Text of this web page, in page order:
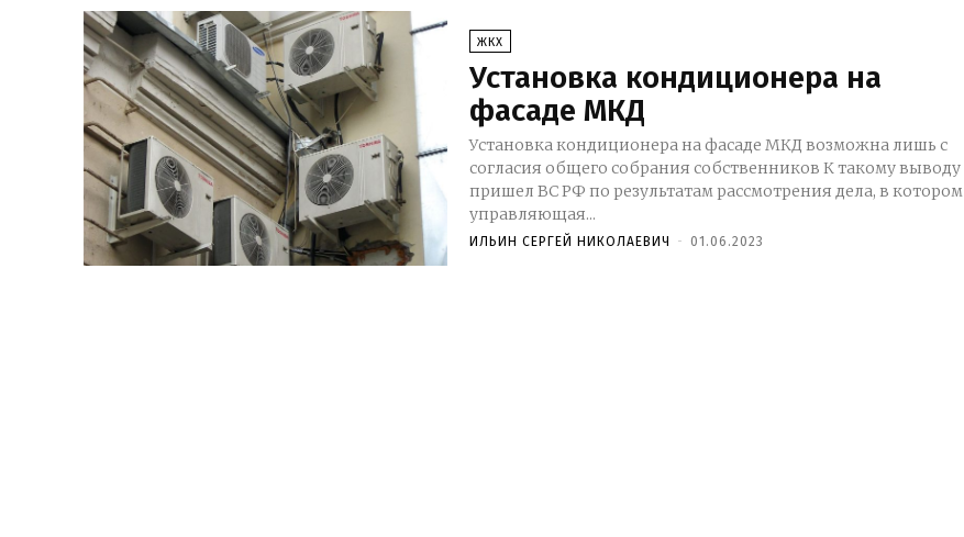
ЖКХ
Установка кондиционера на
фасаде МКД
Установка кондиционера на фасаде МКД возможна лишь с
согласия общего собрания собственников К такому выводу
пришел ВС РФ по результатам рассмотрения дела, в котором
управляющая...
ИЛЬИН СЕРГЕЙ НИКОЛАЕВИЧ - 01.06.2023